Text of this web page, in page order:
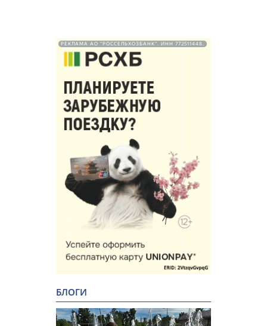
РЕКЛАМА АО "РОССЕЛЬХОЗБАНК". ИНН 772511448.
БЛОГИ